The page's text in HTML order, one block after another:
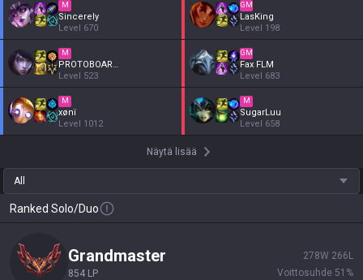
All
M
Sincerely
Level 670
M
PROTOBOARDQUEMAO
Level 523
M
xønï
Level 1012
GM
LasKing
Level 198
GM
Fax FLM
Level 683
M
SugarLuu
Level 658
Näytä lisää
Ranked Solo/Duo
grandmaster
854 LP
278W 266 L
Voittosuhde 51 %